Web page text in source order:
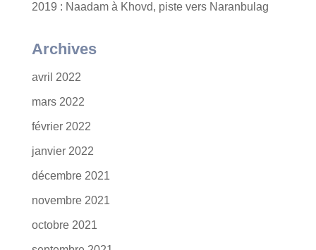
2019 : Naadam à Khovd, piste vers Naranbulag
Archives
avril 2022
mars 2022
février 2022
janvier 2022
décembre 2021
novembre 2021
octobre 2021